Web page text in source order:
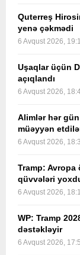
Quterreş
yenə çəkmədi
6 Avqust 2026,
Uşaqlar üçün
açıqlandı
6 Avqust 2026,
Alimlər hər
müəyyən
6 Avqust 2026,
Tramp:
qüvvələri
6 Avqust 2026,
WP: Tramp
dəstəkləyir
6 Avqust 2026,